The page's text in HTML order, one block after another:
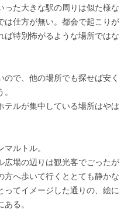
った大きな駅の周りは似た様な
は仕方が無い。都会で起こりが
ば特別怖がるような場所ではな
で、他の場所でも探せば安く
テルが集中している場所はやは
ルトル。
広場の辺りは観光客でごったが
方へ歩いて行くととても静かな
てイメージした通りの、絵に
る。